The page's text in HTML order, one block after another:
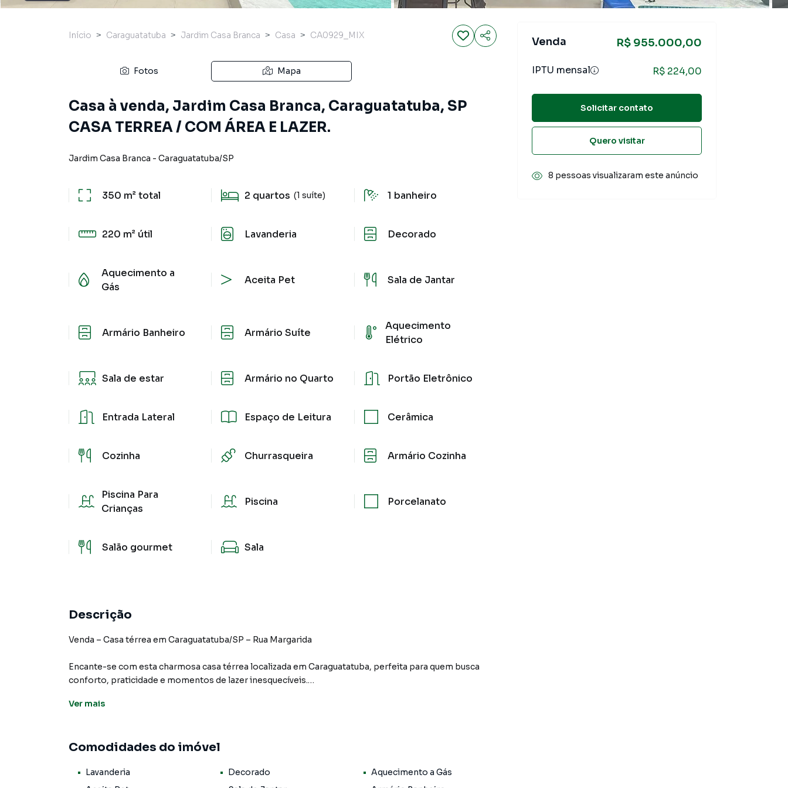
Início Caraguatatuba Jardim Casa Branca Casa CA0929_MIX
Fotos Mapa
Casa à venda, Jardim Casa Branca, Caraguatatuba, SP
CASA TERREA / COM ÁREA E LAZER.
Jardim Casa Branca - Caraguatatuba/SP
350 m²total 2 quartos (1 suíte) 1 banheiro
220 m² útil Lavanderia Decorado
Aquecimento a
Gás
Aceita Pet Sala de Jantar
Armário Banheiro Armário Suíte
Aquecimento
Elétrico
Sala de estar Armário no Quarto Portão Eletrônico
Entrada Lateral Espaço de Leitura Cerâmica
Cozinha Churrasqueira Armário Cozinha
Piscina Para
Crianças
Piscina Porcelanato
Salão gourmet Sala
Descrição
Venda – Casa térrea em Caraguatatuba/SP – Rua Margarida
Encante-se com esta charmosa casa térrea localizada em Caraguatatuba, perfeita para quem busca
conforto, praticidade e momentos de lazer inesquecíveis.
O imóvel dispõe de:
Ver mais
Comodidades do imóvel
Lavanderia Decorado
Aquecimento a Gás
Venda R$ 955.000,00
IPTU mensal R$ 224,00
Solicitar contato
Quero visitar
8 pessoas visualizaram este anúncio